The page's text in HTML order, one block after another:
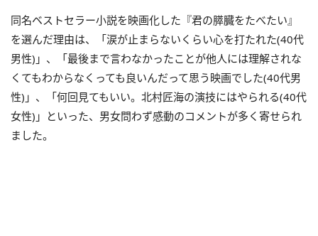
同名ベストセラー小説を映画化した『君の膵臓をたべたい』
を選んだ理由は、「涙が止まらないくらい心を打たれた(40代
男性)」、「最後まで言わなかったことが他人には理解されな
くてもわからなくっても良いんだって思う映画でした(40代男
性)」、「何回見てもいい。北村匠海の演技にはやられる(40代
女性)」といった、男女問わず感動のコメントが多く寄せられ
ました。